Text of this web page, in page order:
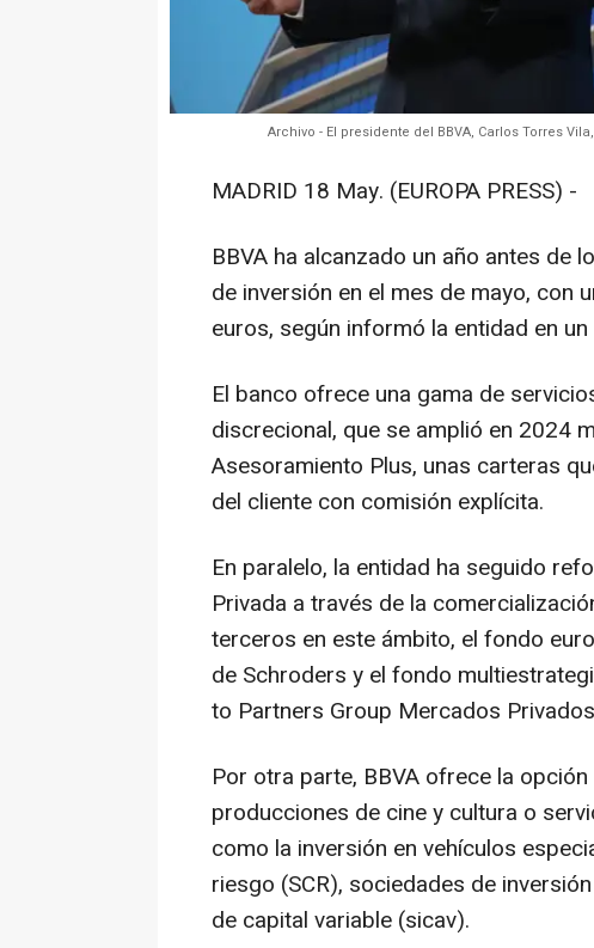
Archivo - El presidente del BBVA, Carlos Torres
MADRID 18 May. (EUROPA PRESS) -
BBVA ha alcanzado un año antes
de inversión en el mes de mayo, con
euros, según informó la entidad en
El banco ofrece una gama de
discrecional, que se amplió en 2024
Asesoramiento Plus, unas carteras
del cliente con comisión explícita.
En paralelo, la entidad ha seguido
Privada a través de la
terceros en este ámbito, el fondo
de Schroders y el fondo
to Partners Group Mercados
Por otra parte, BBVA ofrece la
producciones de cine y cultura o
como la inversión en vehículos
riesgo (SCR), sociedades de
de capital variable (sicav).